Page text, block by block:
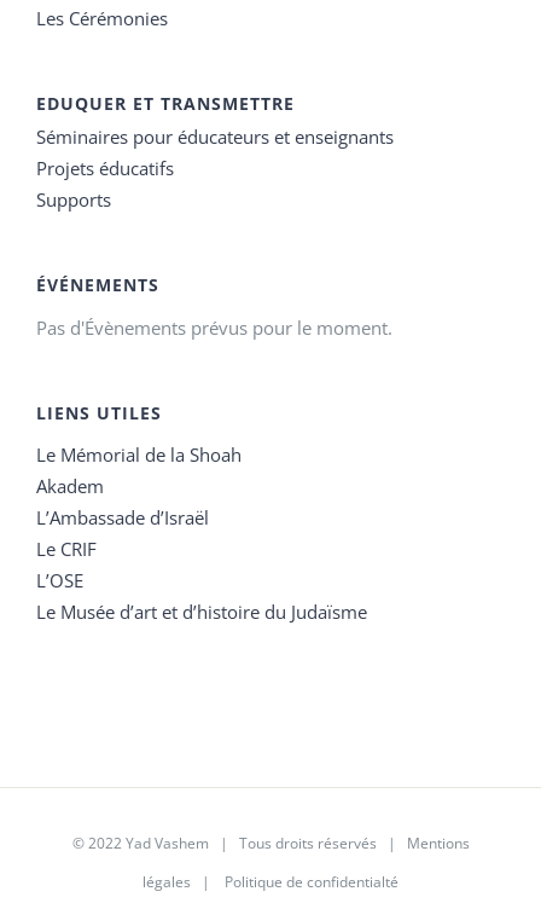
Les Cérémonies
EDUQUER ET TRANSMETTRE
Séminaires pour éducateurs et enseignants
Projets éducatifs
Supports
ÉVÉNEMENTS
Pas d'Évènements prévus pour le moment.
LIENS UTILES
Le Mémorial de la Shoah
Akadem
L’Ambassade d’Israël
Le CRIF
L’OSE
Le Musée d’art et d’histoire du Judaïsme
© 2022 Yad Vashem | Tous droits réservés | Mentions
légales | Politique de confidentialté